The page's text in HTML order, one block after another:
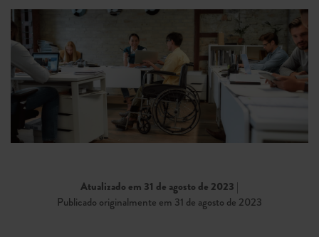
Atualizado em 31 de agosto de 2023 |
Publicado originalmente em 31 de agosto de 2023